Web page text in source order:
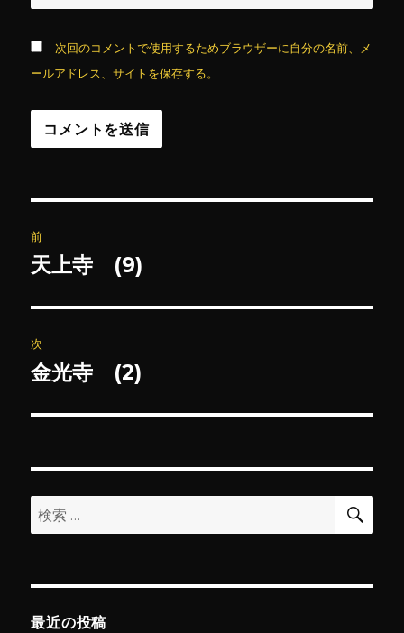
次回のコメントで使用するためブラウザーに自分の名前、メ
ールアドレス、サイトを保存する。
稿
ビ
ゲ
ー
ン
前
前
投
稿:
天上寺 (9)
次
次
投
金光寺 (2)
検
索:
検
最近の投稿